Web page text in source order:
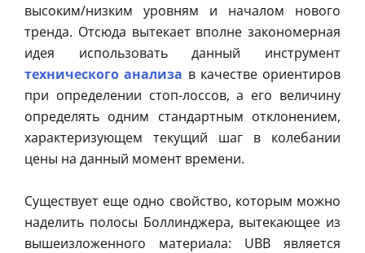
высоким/низким уровням и началом нового
тренда. Отсюда вытекает вполне закономерная
идея использовать данный инструмент
технического анализа в качестве ориентиров
при определении стоп-лоссов, а его величину
определять одним стандартным отклонением,
характеризующем текущий шаг в колебании
цены на данный момент времени.
Существует еще одно свойство, которым можно
наделить полосы Боллинджера, вытекающее из
вышеизложенного материала: UBB является